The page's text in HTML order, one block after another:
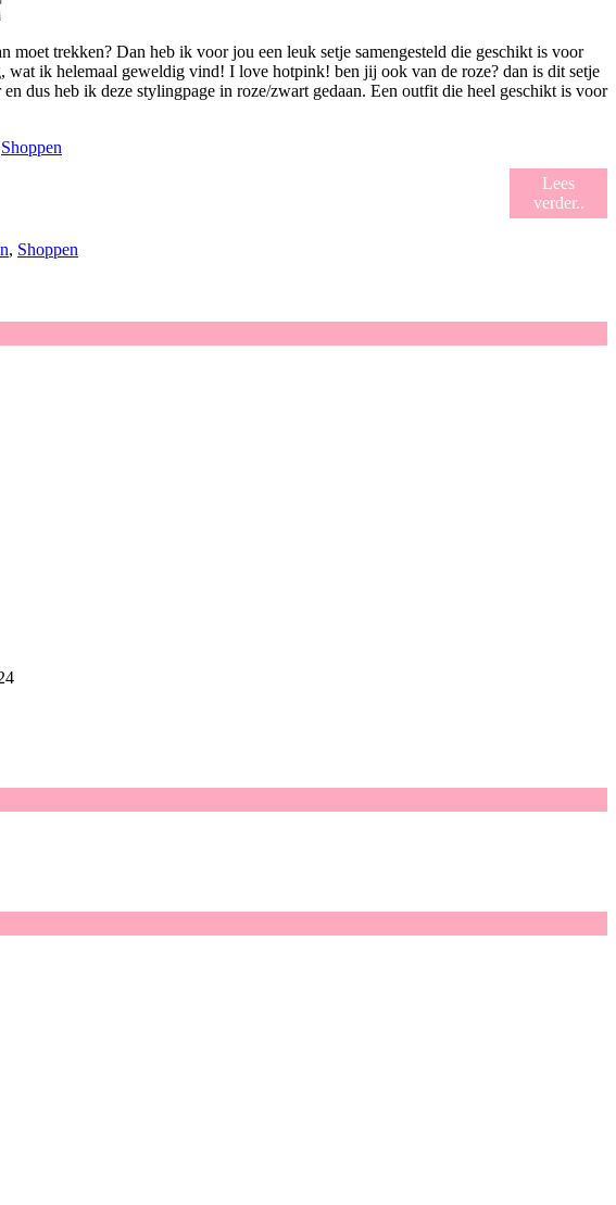
trekken? Dan heb ik voor jou een leuk setje samengesteld die geschikt is voor
ik helemaal geweldig vind! I love hotpink! ben jij ook van de roze? dan is dit setje
heb ik deze stylingpage in roze/zwart gedaan. Een outfit die heel geschikt is voor
Shoppen
Lees
verder..
, Shoppen